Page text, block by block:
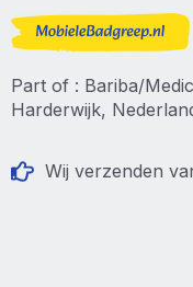
Part of : Bariba/
Harderwijk,
Wij verzenden